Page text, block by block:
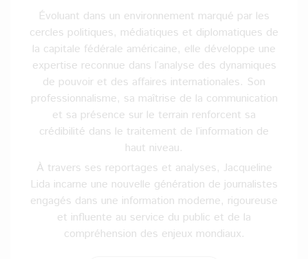
Évoluant dans un environnement marqué par les
cercles politiques, médiatiques et diplomatiques de
la capitale fédérale américaine, elle développe une
expertise reconnue dans l’analyse des dynamiques
de pouvoir et des affaires internationales. Son
professionnalisme, sa maîtrise de la communication
et sa présence sur le terrain renforcent sa
crédibilité dans le traitement de l’information de
haut niveau.
À travers ses reportages et analyses, Jacqueline
Lida incarne une nouvelle génération de journalistes
engagés dans une information moderne, rigoureuse
et influente au service du public et de la
compréhension des enjeux mondiaux.